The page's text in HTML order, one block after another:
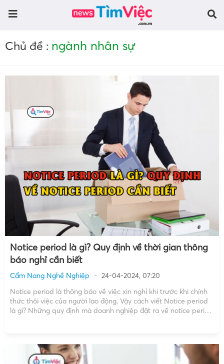
Chủ đề : ngành nhân sự
Notice period là gì? Quy định về thời gian thông
báo nghỉ cần biết
Cẩm Nang Nghề Nghiệp
24-04-2024, 07:20
Notice period là thông báo về việc xin nghỉ khi trước khi chính
thức thôi việc của người lao động. Vậy cách viết Notice period
là gì? Những quy định mà doanh nghiệp đặt ra về notice period